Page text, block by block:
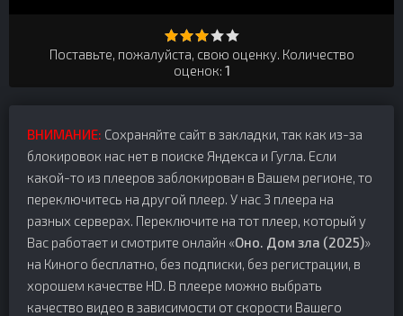
Поставьте, пожалуйста, свою оценку. Количество
оценок: 1
ВНИМАНИЕ: Сохраняйте сайт в закладки, так как из-за
блокировок нас нет в поиске Яндекса и Гугла. Если
какой-то из плееров заблокирован в Вашем регионе, то
переключитесь на другой плеер. У нас 3 плеера на
разных серверах. Переключите на тот плеер, который у
Вас работает и смотрите онлайн «Оно. Дом зла (2025)»
на Киного бесплатно, без подписки, без регистрации, в
хорошем качестве HD. В плеере можно выбрать
качество видео в зависимости от скорости Вашего